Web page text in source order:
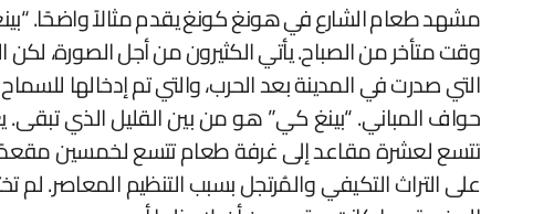
وقت متأخر من الصباح. يأتي الكثيرون من أجل الصورة،
التي صدرت في المدينة بعد الحرب، والتي تم إدخالها
حواف المباني. “بينغ كي” هو من بين القليل الذي
تتسع لعشرة مقاعد إلى غرفة طعام تتسع لخمسين
على التراث التكيفي والمُرتجل بسبب التنظيم المعاصر. لم